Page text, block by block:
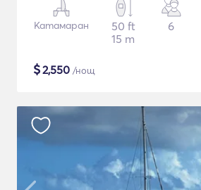
Катамаран
50 ft
15 m
6
$2,550 /нощ